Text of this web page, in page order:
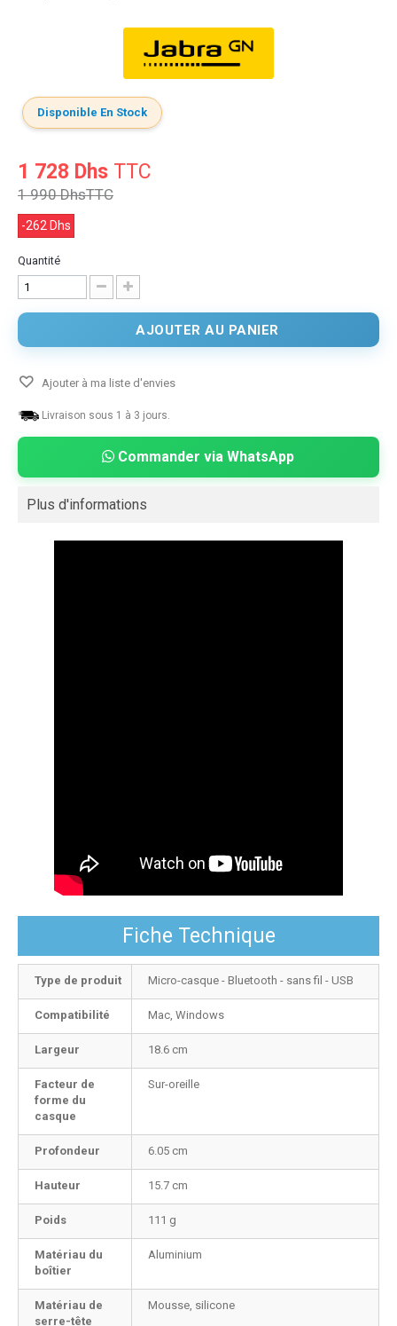
Disponible En Stock
1 728 Dhs TTC
1 990 DhsTTC
-262 Dhs
Quantité
AJOUTER AU PANIER
Ajouter à ma liste d'envies
Livraison sous 1 à 3 jours.
Commander via WhatsApp
Plus d'informations
Fiche Technique
Type de produit Micro-casque - Bluetooth - sans fil - USB
Compatibilité Mac, Windows
Largeur 18.6 cm
Facteur de
forme du
casque
Sur-oreille
Profondeur 6.05 cm
Hauteur 15.7 cm
Poids 111 g
Matériau du
boîtier
Aluminium
Matériau de
serre-tête
Mousse, silicone